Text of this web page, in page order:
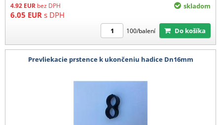
4.92 EUR bez DPH
6.05 EUR s DPH
skladom
100/balení Do košíka
Prevliekacie prstence k ukončeniu hadice Dn16mm